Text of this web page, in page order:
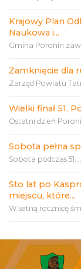
Krajowy Plan
Naukowa i...
Gmina Poronin
Zamknięcie dla
Zarząd Powiatu
Wielki finał 51.
Ostatni dzień
Sobota pełna
Sobota podczas 51....
Sto lat po
miejscu, które...
W setną rocznicę